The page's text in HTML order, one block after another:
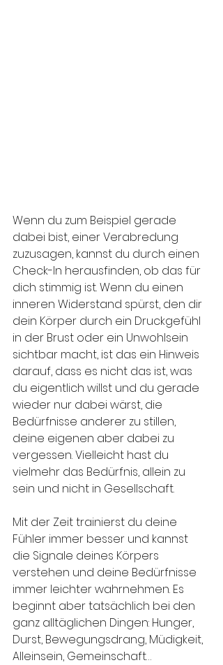
Wenn du zum Beispiel gerade
dabei bist, einer Verabredung
zuzusagen, kannst du durch einen
Check-In herausfinden, ob das für
dich stimmig ist. Wenn du einen
inneren Widerstand spürst, den dir
dein Körper durch ein Druckgefühl
in der Brust oder ein Unwohlsein
sichtbar macht, ist das ein Hinweis
darauf, dass es nicht das ist, was
du eigentlich willst und du gerade
wieder nur dabei wärst, die
Bedürfnisse anderer zu stillen,
deine eigenen aber dabei zu
vergessen. Vielleicht hast du
vielmehr das Bedürfnis, allein zu
sein und nicht in Gesellschaft.
Mit der Zeit trainierst du deine
Fühler immer besser und kannst
die Signale deines Körpers
verstehen und deine Bedürfnisse
immer leichter wahrnehmen. Es
beginnt aber tatsächlich bei den
ganz alltäglichen Dingen: Hunger,
Durst, Bewegungsdrang, Müdigkeit,
Alleinsein, Gemeinschaft…